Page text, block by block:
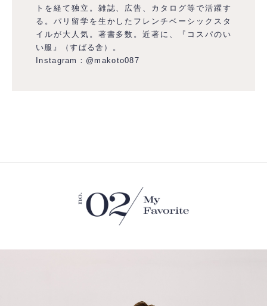
トを経て独立。雑誌、広告、カタログ等で活躍す
る。パリ留学を生かしたフレンチベーシックスタ
イルが大人気。著書多数。近著に、『コスパのい
い服』（すばる舎）。
Instagram： @makoto087